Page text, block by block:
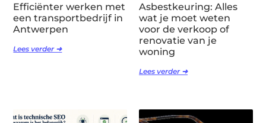
Efficiënter werken met
een transportbedrijf in
Antwerpen
Lees verder ➜
Asbestkeuring: Alles
wat je moet weten
voor de verkoop of
renovatie van je
woning
Lees verder ➜